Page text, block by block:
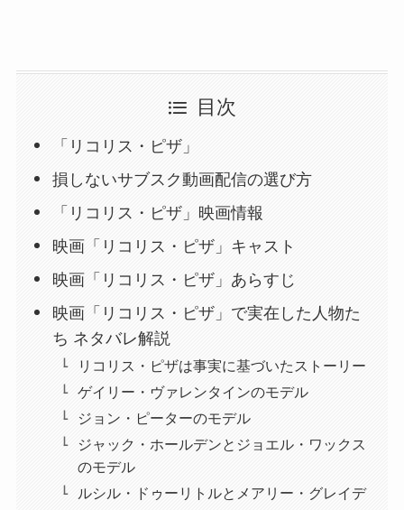
目次
「リコリス・ピザ」
損しないサブスク動画配信の選び方
「リコリス・ピザ」映画情報
映画「リコリス・ピザ」キャスト
映画「リコリス・ピザ」あらすじ
映画「リコリス・ピザ」で実在した人物た
ち ネタバレ解説
リコリス・ピザは事実に基づいたストーリー
ゲイリー・ヴァレンタインのモデル
ジョン・ピーターのモデル
ジャック・ホールデンとジョエル・ワックス
のモデル
ルシル・ドゥーリトルとメアリー・グレイデ